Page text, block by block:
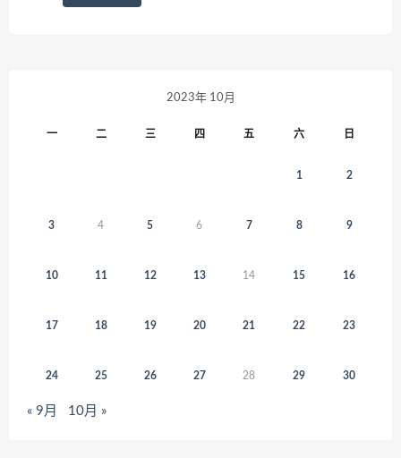
2023年 10月
一 二 三 四 五 六 日
1 2
3 4 5 6 7 8 9
10 11 12 13 14 15 16
17 18 19 20 21 22 23
24 25 26 27 28 29 30
« 9月 10月 »